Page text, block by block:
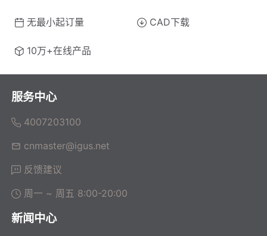
无最小起订量 CAD下载
10万+在线产品
服务中心
4007203100
cnmaster@igus.net
反馈建议
周一 ~ 周五 8:00-20:00
新闻中心